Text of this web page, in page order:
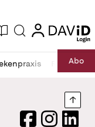
Ausgabe
Suche login
RechtAbo
FacebookInstagram